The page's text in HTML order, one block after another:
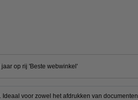
jaar op rij 'Beste webwinkel'
voor zowel het afdrukken van documenten